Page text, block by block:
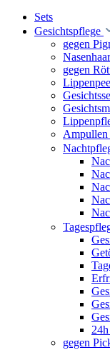
Sets
Gesichtspflege
gegen
gegen
gegen